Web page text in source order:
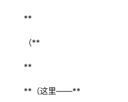
**
（**
**
**（这里——**